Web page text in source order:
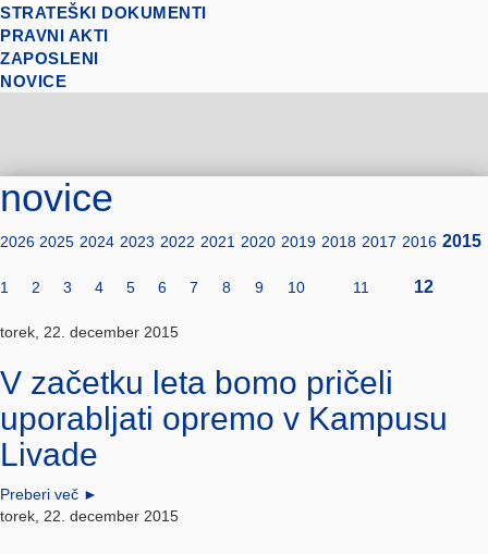
STRATEŠKI DOKUMENTI
PRAVNI AKTI
ZAPOSLENI
NOVICE
novice
2026 2025 2024 2023 2022 2021 2020 2019 2018 2017 2016 2015
1 2 3 4 5 6 7 8 9 10 11 12
torek, 22. december 2015
V začetku leta bomo pričeli
uporabljati opremo v Kampusu
Livade
Preberi več ►
torek, 22. december 2015